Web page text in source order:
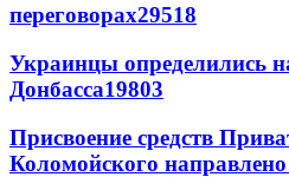
переговорах29518
Украинцы определились
Донбасса19803
Присвоение средств
Коломойского направлено